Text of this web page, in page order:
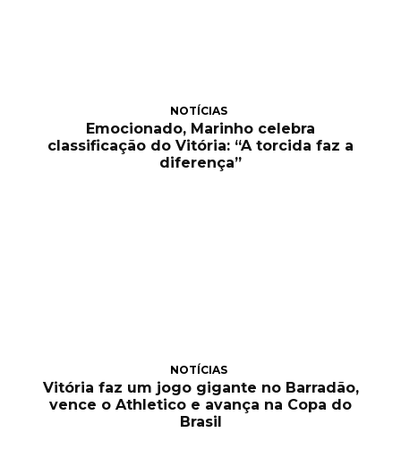
NOTÍCIAS
Emocionado, Marinho celebra
classificação do Vitória: “A torcida faz a
diferença”
NOTÍCIAS
Vitória faz um jogo gigante no Barradão,
vence o Athletico e avança na Copa do
Brasil